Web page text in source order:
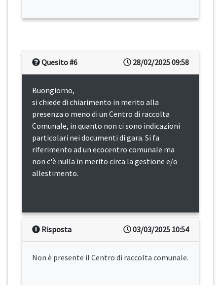
28/02/2025 09:58
Quesito #6
Buongiorno,
si chiede di chiarimento in merito alla
presenza o meno di un Centro di raccolta
Comunale, in quanto non ci sono indicazioni
particolari nei documenti di gara. Si fa
riferimento ad un ecocentro comunale ma
non c'è nulla in merito circa la gestione e/o
allestimento.
03/03/2025 10:54
Risposta
Non è presente il Centro di raccolta comunale.